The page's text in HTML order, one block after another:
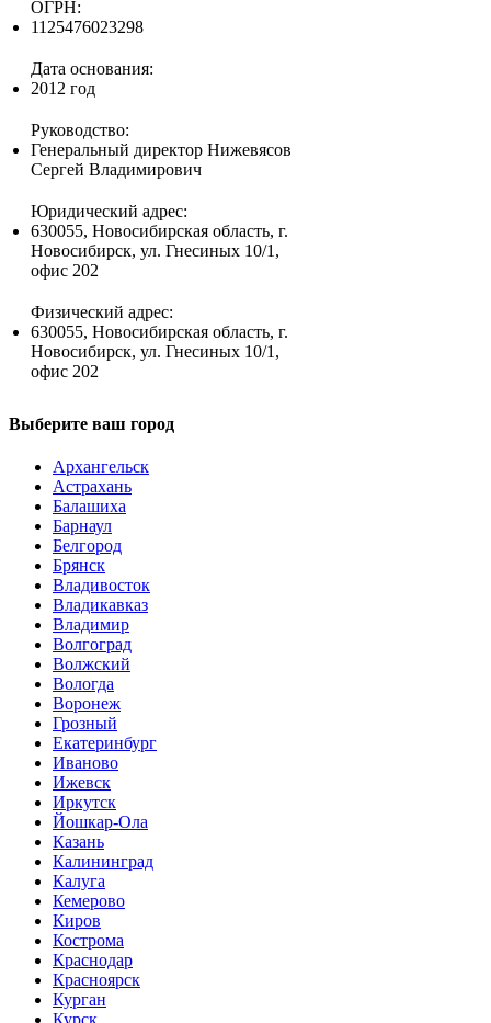
ОГРН:
1125476023298
Дата основания:
2012 год
Руководство:
Генеральный директор Нижевясов
Сергей Владимирович
Юридический адрес:
630055, Новосибирская область, г.
Новосибирск, ул. Гнесиных 10/1,
офис 202
Физический адрес:
630055, Новосибирская область, г.
Новосибирск, ул. Гнесиных 10/1,
офис 202
Выберите ваш город
Архангельск
Астрахань
Балашиха
Барнаул
Белгород
Брянск
Владивосток
Владикавказ
Владимир
Волгоград
Волжский
Вологда
Воронеж
Грозный
Екатеринбург
Иваново
Ижевск
Иркутск
Йошкар-Ола
Казань
Калининград
Калуга
Кемерово
Киров
Кострома
Краснодар
Красноярск
Курган